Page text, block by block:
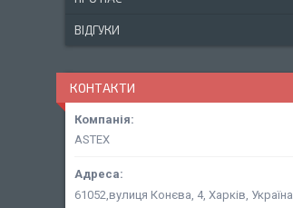
ВІДГУКИ
КОНТАКТИ
ASTEX
61052,вулиця Конєва, 4, Харків, Україна